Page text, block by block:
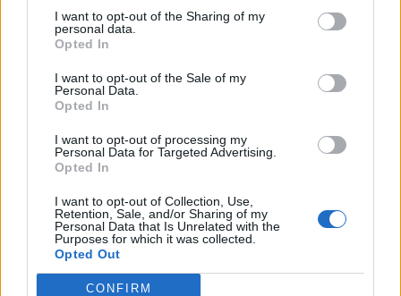
I want to opt-out of the Sharing of my
personal data.
Opted In
I want to opt-out of the Sale of my
Personal Data.
Opted In
I want to opt-out of processing my
Personal Data for Targeted Advertising.
Opted In
I want to opt-out of Collection, Use,
Retention, Sale, and/or Sharing of my
Personal Data that Is Unrelated with the
Purposes for which it was collected.
Opted Out
CONFIRM
giovani tra i…